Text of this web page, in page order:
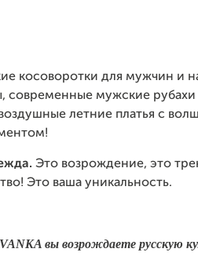
косоворотки для мужчин и
современные мужские
летние платья с
Это возрождение, это
Это ваша уникальность.
вы возрождаете русскую